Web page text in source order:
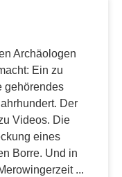
Archäologen
Ein zu
gehörendes
Der
Videos. Die
eines
Borre. Und in